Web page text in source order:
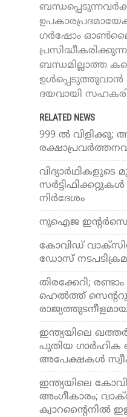
ഗർഷോം
ബന്ധമില്ലാത്ത
ഉൾപ്പെടുത്തുവാൻ
ദയവായി
RELATED NEWS
999 ൽ
വിദ്യാര്‍ഥികളുടെ
നിര്‍ദേശം
നുഐജ
കോവിഡ്
ഡോസ്
തിരക്കേറി;
ഹെല്‍ത്ത്
ഇന്ത്യയിലെ
പുതിയ ഗാര്‍ഹിക
അപേക്ഷകള്‍
ഇന്ത്യയിലെ
അംഗീകാരം;
ക്വാറന്റൈനില്‍